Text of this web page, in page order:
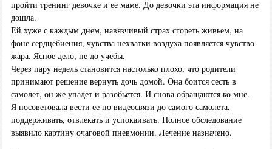
пройти тренинг девочке и ее маме. До девочки эта информация не
дошла.
Ей хуже с каждым днем, навязчивый страх сгореть живьем, на
фоне сердцебиения, чувства нехватки воздуха появляется чувство
жара. Ясное дело, не до учебы.
Через пару недель становится настолько плохо, что родители
принимают решение вернуть дочь домой. Она боится сесть в
самолет, он же упадет и разобьется. И снова обращаются ко мне.
Я посоветовала вести ее по видеосвязи до самого самолета,
поддерживать, отвлекать и успокаивать. Полное обследование
выявило картину очаговой пневмонии. Лечение назначено.